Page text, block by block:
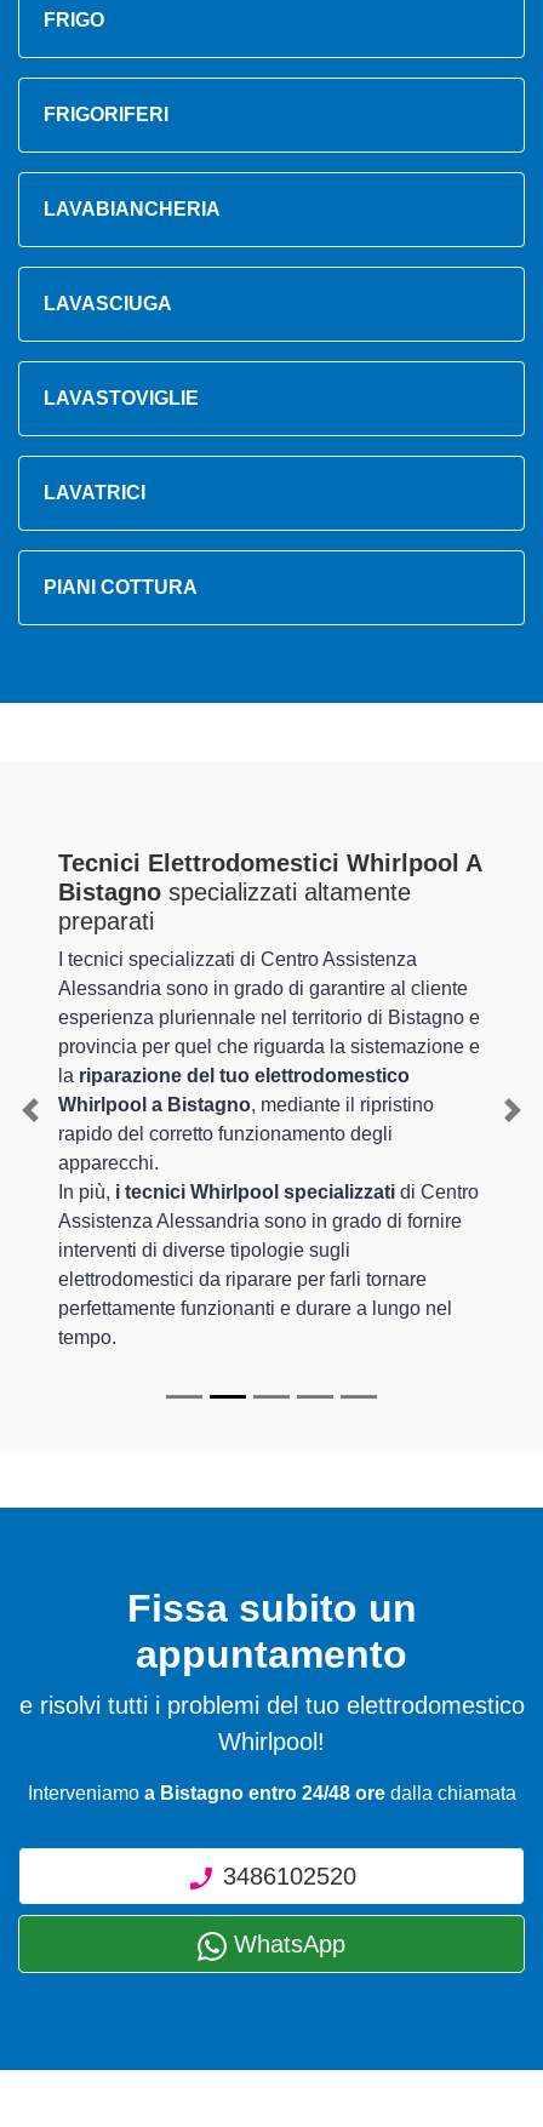
FRIGO
FRIGORIFERI
LAVABIANCHERIA
LAVASCIUGA
LAVASTOVIGLIE
LAVATRICI
PIANI COTTURA
Tecnici Elettrodomestici Whirlpool A
Bistagno specializzati altamente
preparati
I tecnici specializzati di Centro Assistenza
Alessandria sono in grado di garantire al cliente
esperienza pluriennale nel territorio di Bistagno e
provincia per quel che riguarda la sistemazione e
la riparazione del tuo elettrodomestico
Whirlpool a Bistagno, mediante il ripristino
rapido del corretto funzionamento degli
apparecchi.
In più, i tecnici Whirlpool specializzati di Centro
Assistenza Alessandria sono in grado di fornire
interventi di diverse tipologie sugli
elettrodomestici da riparare per farli tornare
perfettamente funzionanti e durare a lungo nel
tempo.
Previous
Fissa subito un
appuntamento
e risolvi tutti i problemi del tuo elettrodomestico
Whirlpool!
Interveniamo a Bistagno entro 24/48 oredalla chiamata
3486102520
WhatsApp